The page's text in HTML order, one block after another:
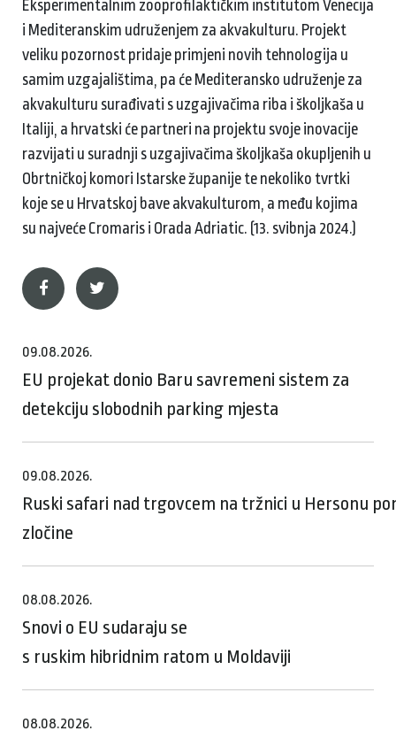
Eksperimentalnim zooprofilaktičkim institutom Venecija
i Mediteranskim udruženjem za akvakulturu. Projekt
veliku pozornost pridaje primjeni novih tehnologija u
samim uzgajalištima, pa će Mediteransko udruženje za
akvakulturu surađivati s uzgajivačima riba i školjkaša u
Italiji, a hrvatski će partneri na projektu svoje inovacije
razvijati u suradnji s uzgajivačima školjkaša okupljenih u
Obrtničkoj komori Istarske županije te nekoliko tvrtki
koje se u Hrvatskoj bave akvakulturom, a među kojima
su najveće Cromaris i Orada Adriatic. (13. svibnja 2024.)
09.08.2026.
EU projekat donio Baru savremeni sistem za
detekciju slobodnih parking mjesta
09.08.2026.
Ruski safari nad trgovcem na tržnici u Hersonu
zločine
08.08.2026.
Snovi o EU sudaraju se
s ruskim hibridnim ratom u Moldaviji
08.08.2026.